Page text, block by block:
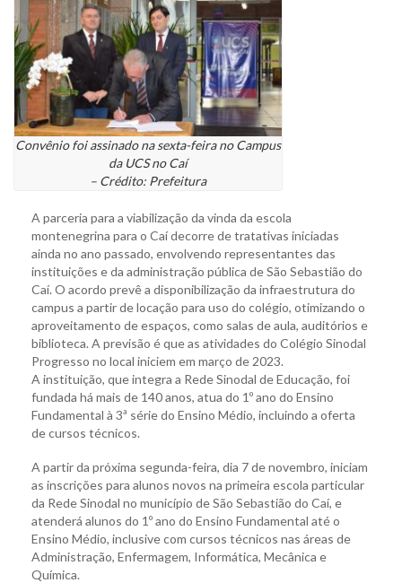
Convênio foi assinado na sexta-feira no Campus
da UCS no Caí
– Crédito: Prefeitura
A parceria para a viabilização da vinda da escola
montenegrina para o Caí decorre de tratativas iniciadas
ainda no ano passado, envolvendo representantes das
instituições e da administração pública de São Sebastião do
Caí. O acordo prevê a disponibilização da infraestrutura do
campus a partir de locação para uso do colégio, otimizando o
aproveitamento de espaços, como salas de aula, auditórios e
biblioteca. A previsão é que as atividades do Colégio Sinodal
Progresso no local iniciem em março de 2023.
A instituição, que integra a Rede Sinodal de Educação, foi
fundada há mais de 140 anos, atua do 1º ano do Ensino
Fundamental à 3ª série do Ensino Médio, incluindo a oferta
de cursos técnicos.
A partir da próxima segunda-feira, dia 7 de novembro, iniciam
as inscrições para alunos novos na primeira escola particular
da Rede Sinodal no município de São Sebastião do Caí, e
atenderá alunos do 1º ano do Ensino Fundamental até o
Ensino Médio, inclusive com cursos técnicos nas áreas de
Administração, Enfermagem, Informática, Mecânica e
Química.